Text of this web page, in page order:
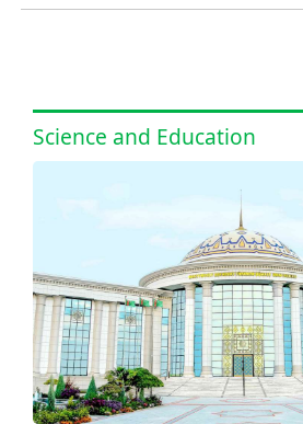
Science and Education